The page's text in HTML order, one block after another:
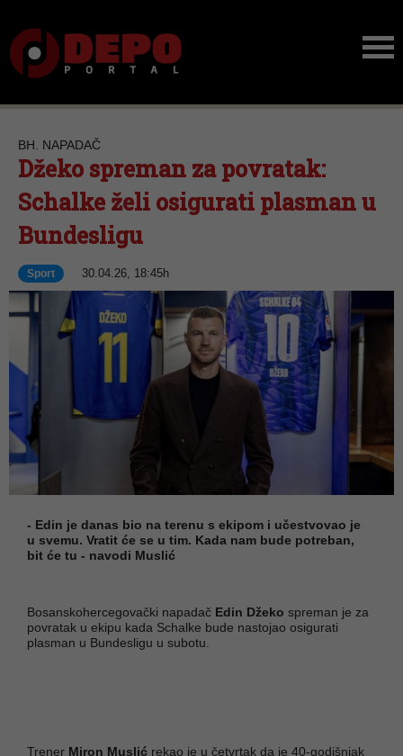
BH. NAPADAČ
Džeko spreman za povratak:
Schalke želi osigurati plasman u
Bundesligu
Sport 30.04.26, 18:45h
- Edin je danas bio na terenu s ekipom i učestvovao je
u svemu. Vratit će se u tim. Kada nam bude potreban,
bit će tu - navodi Muslić
Bosanskohercegovački napadač Edin Džeko spreman je za
povratak u ekipu kada Schalke bude nastojao osigurati
plasman u Bundesligu u subotu.
Trener Miron Muslić rekao je u četvrtak da je 40-godišnjak